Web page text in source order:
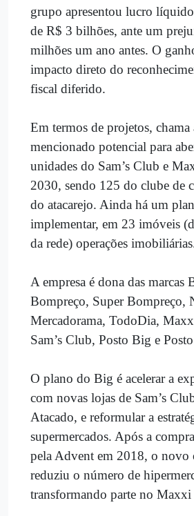
grupo apresentou lucro
de R$ 3 bilhões, ante um
milhões um ano antes. O
impacto direto do
fiscal diferido.
Em termos de projetos, chama
mencionado potencial para
unidades do Sam’s Club e
2030, sendo 125 do clube de
do atacarejo. Ainda há um
implementar, em 23 imóveis
da rede) operações
A empresa é dona das marcas
Bompreço, Super Bompreço,
Mercadorama, TodoDia,
Sam’s Club, Posto Big e
O plano do Big é acelerar a
com novas lojas de Sam’s
Atacado, e reformular a
supermercados. Após a
pela Advent em 2018, o novo
reduziu o número de
transformando parte no Maxxi